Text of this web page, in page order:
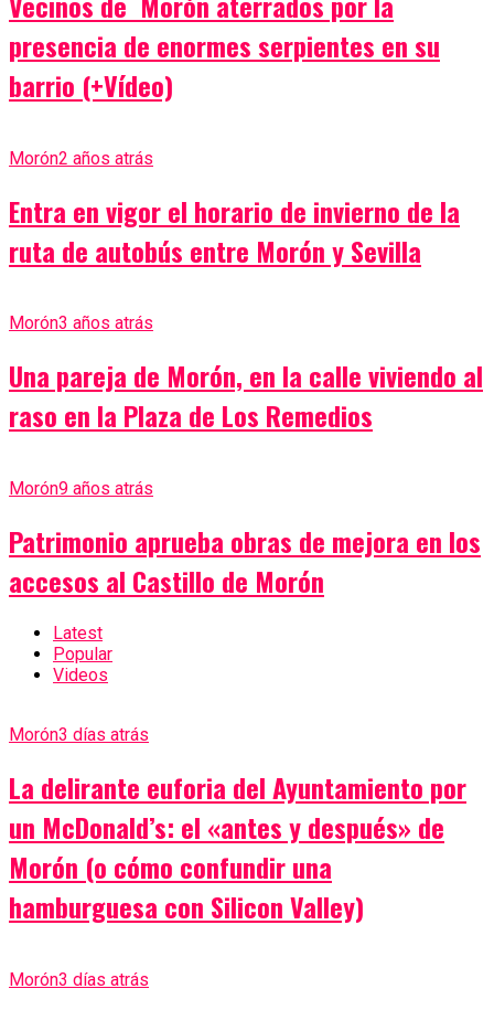
presencia de enormes serpientes en su
barrio (+Vídeo)
Morón2 años atrás
Entra en vigor el horario de invierno de la
ruta de autobús entre Morón y Sevilla
Morón3 años atrás
Una pareja de Morón, en la calle viviendo al
raso en la Plaza de Los Remedios
Morón9 años atrás
Patrimonio aprueba obras de mejora en los
accesos al Castillo de Morón
Latest
Popular
Videos
Morón3 días atrás
La delirante euforia del Ayuntamiento por
un McDonald’s: el «antes y después» de
Morón (o cómo confundir una
hamburguesa con Silicon Valley)
Morón3 días atrás